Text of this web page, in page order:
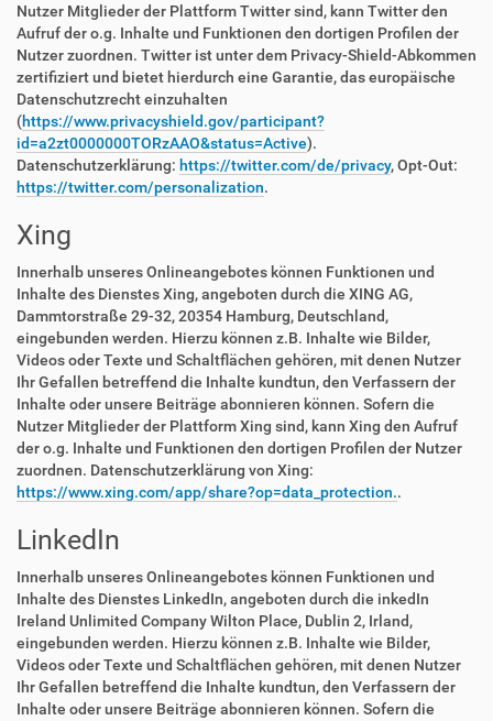
Nutzer Mitglieder der Plattform Twitter sind, kann Twitter den
Aufruf der o.g. Inhalte und Funktionen den dortigen Profilen der
Nutzer zuordnen. Twitter ist unter dem Privacy-Shield-Abkommen
zertifiziert und bietet hierdurch eine Garantie, das europäische
Datenschutzrecht einzuhalten
(https://www.privacyshield.gov/participant?
id=a2zt0000000TORzAAO&status=Active).
Datenschutzerklärung: https://twitter.com/de/privacy, Opt-Out:
https://twitter.com/personalization.
Xing
Innerhalb unseres Onlineangebotes können Funktionen und
Inhalte des Dienstes Xing, angeboten durch die XING AG,
Dammtorstraße 29-32, 20354 Hamburg, Deutschland,
eingebunden werden. Hierzu können z.B. Inhalte wie Bilder,
Videos oder Texte und Schaltflächen gehören, mit denen Nutzer
Ihr Gefallen betreffend die Inhalte kundtun, den Verfassern der
Inhalte oder unsere Beiträge abonnieren können. Sofern die
Nutzer Mitglieder der Plattform Xing sind, kann Xing den Aufruf
der o.g. Inhalte und Funktionen den dortigen Profilen der Nutzer
zuordnen. Datenschutzerklärung von Xing:
https://www.xing.com/app/share?op=data_protection..
LinkedIn
Innerhalb unseres Onlineangebotes können Funktionen und
Inhalte des Dienstes LinkedIn, angeboten durch die inkedIn
Ireland Unlimited Company Wilton Place, Dublin 2, Irland,
eingebunden werden. Hierzu können z.B. Inhalte wie Bilder,
Videos oder Texte und Schaltflächen gehören, mit denen Nutzer
Ihr Gefallen betreffend die Inhalte kundtun, den Verfassern der
Inhalte oder unsere Beiträge abonnieren können. Sofern die